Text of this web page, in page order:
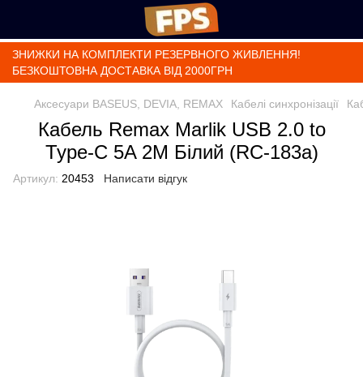
ЗНИЖКИ НА КОМПЛЕКТИ РЕЗЕРВНОГО ЖИВЛЕННЯ!
БЕЗКОШТОВНА ДОСТАВКА ВІД 2000ГРН
Аксесуари BASEUS, DEVIA, REMAX Кабелі синхронізації
Кабель Remax Marlik USB 2.0 to
Type-C 5A 2M Білий (RC-183а)
Артикул: 20453 Написати відгук